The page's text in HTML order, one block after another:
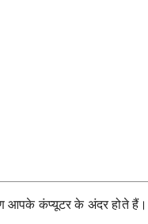
आपके कंप्यूटर के अंदर होते हैं।